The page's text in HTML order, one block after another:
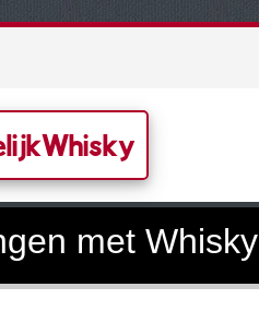
met Whisky